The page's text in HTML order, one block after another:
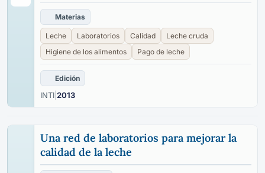
Materias
Leche Laboratorios Calidad
Leche cruda
Higiene de los alimentos
Pago de leche
Edición
INTI 2013
Una red de laboratorios para mejorar la
calidad de la leche